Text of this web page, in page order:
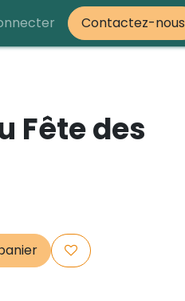
Contactez-nous
Fête des